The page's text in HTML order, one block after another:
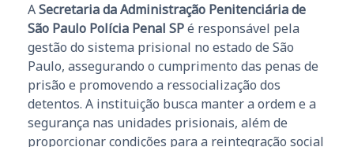
ASecretaria da Administração Penitenciária de
São Paulo Polícia Penal SPé responsável pela
gestão do sistema prisional no estado de São
Paulo, assegurando o cumprimento das penas de
prisão e promovendo a ressocialização dos
detentos. A instituição busca manter a ordem e a
segurança nas unidades prisionais, além de
proporcionar condições para a reintegração social